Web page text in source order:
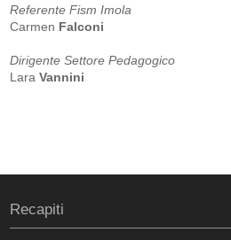
Referente Fism Imola
Carmen Falconi
Dirigente Settore Pedagogico
LaraVannini
Recapiti